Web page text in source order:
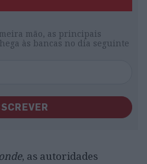
mão, as principais
às bancas no dia seguinte
, as autoridades